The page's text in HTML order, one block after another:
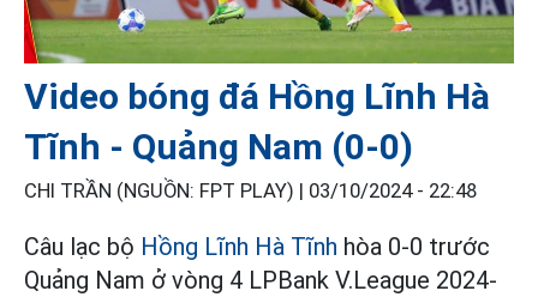
Video bóng đá Hồng Lĩnh Hà
Tĩnh - Quảng Nam (0-0)
CHI TRẦN (NGUỒN: FPT PLAY) | 03/10/2024 - 22:48
Câu lạc bộ Hồng Lĩnh Hà Tĩnh hòa 0-0 trước
Quảng Nam ở vòng 4 LPBank V.League 2024-